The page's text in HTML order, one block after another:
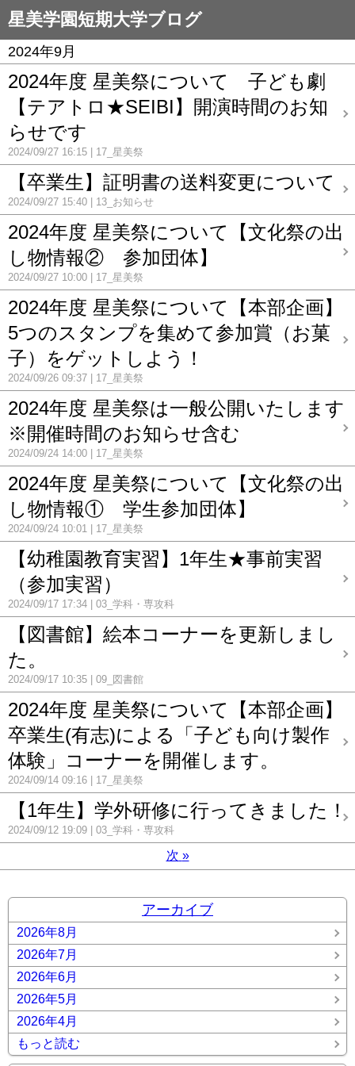
星美学園短期大学ブログ
2024年9月
2024年度 星美祭について 子ども劇
【テアトロ★SEIBI】開演時間のお知
らせです
2024/09/27 16:15 17_星美祭
【卒業生】証明書の送料変更について
2024/09/27 15:40 13_お知らせ
2024年度 星美祭について【文化祭の出
し物情報② 参加団体】
2024/09/27 10:00 17_星美祭
2024年度 星美祭について【本部企画】
5つのスタンプを集めて参加賞（お菓
子）をゲットしよう！
2024/09/26 09:37 17_星美祭
2024年度 星美祭は一般公開いたします
※開催時間のお知らせ含む
2024/09/24 14:00 17_星美祭
2024年度 星美祭について【文化祭の出
し物情報① 学生参加団体】
2024/09/24 10:01 17_星美祭
【幼稚園教育実習】1年生★事前実習
（参加実習）
2024/09/17 17:34 03_学科・専攻科
【図書館】絵本コーナーを更新しまし
た。
2024/09/17 10:35 09_図書館
2024年度 星美祭について【本部企画】
卒業生(有志)による「子ども向け製作
体験」コーナーを開催します。
2024/09/14 09:16 17_星美祭
【1年生】学外研修に行ってきました！
2024/09/12 19:09 03_学科・専攻科
次 »
アーカイブ
2026年8月
2026年7月
2026年6月
2026年5月
2026年4月
もっと読む